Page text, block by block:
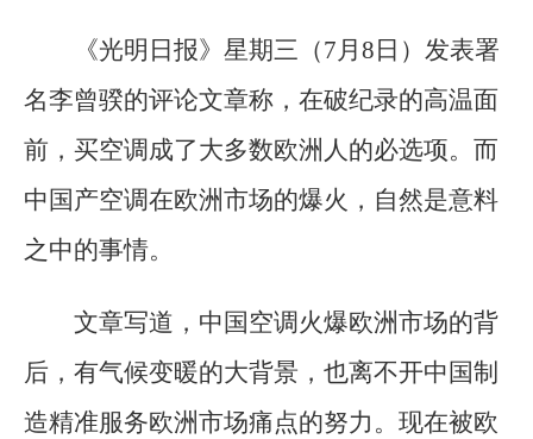
《光明日报》星期三（7月8日）发表署
名李曾骙的评论文章称，在破纪录的高温面
前，买空调成了大多数欧洲人的必选项。而
中国产空调在欧洲市场的爆火，自然是意料
之中的事情。
文章写道，中国空调火爆欧洲市场的背
后，有气候变暖的大背景，也离不开中国制
造精准服务欧洲市场痛点的努力。现在被欧